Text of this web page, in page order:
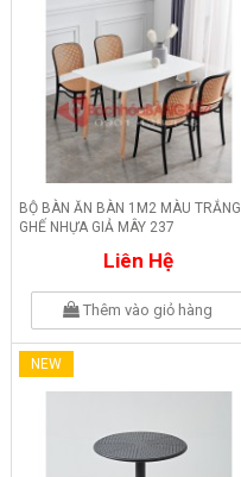
BỘ BÀN ĂN BÀN 1M2 MÀU TRẮNG
GHẾ NHỰA GIẢ MÂY 237
Liên Hệ
Thêm vào giỏ hàng
NEW